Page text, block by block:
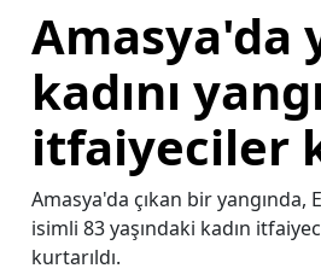
Amasya'da
kadını
itfaiyeciler
Amasya'da çıkan bir yangında,
isimli 83 yaşındaki kadın
kurtarıldı.